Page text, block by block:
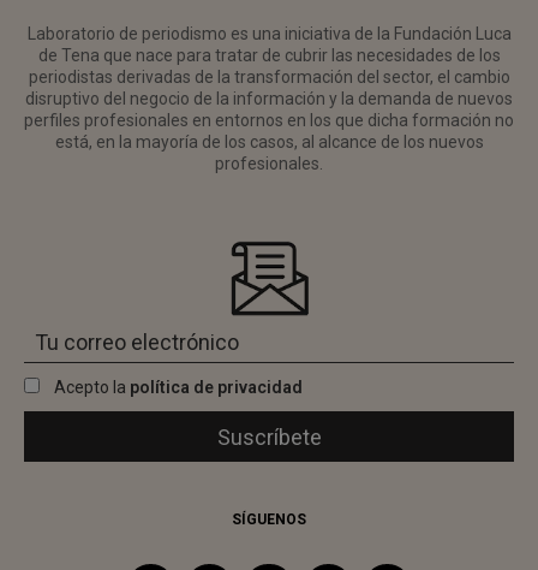
Laboratorio de periodismo es una iniciativa de la Fundación Luca
de Tena que nace para tratar de cubrir las necesidades de los
periodistas derivadas de la transformación del sector, el cambio
disruptivo del negocio de la información y la demanda de nuevos
perfiles profesionales en entornos en los que dicha formación no
está, en la mayoría de los casos, al alcance de los nuevos
profesionales.
Acepto la política de privacidad
SÍGUENOS